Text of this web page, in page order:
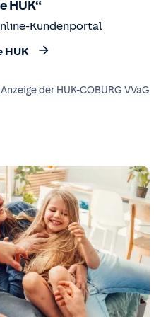
HUK“
Kundenportal
HUK
Anzeige der HUK-COBURG VVaG